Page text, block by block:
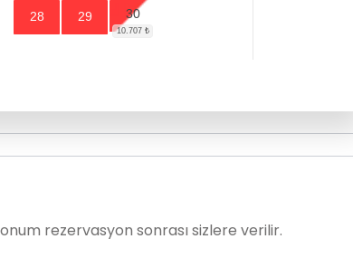
28 29 30
rezervasyon sonrası sizlere verilir.